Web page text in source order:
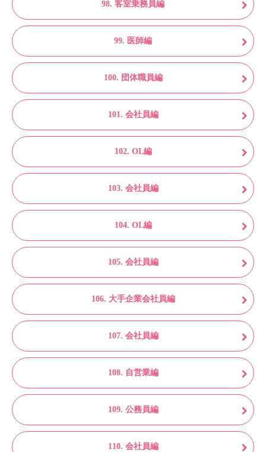
98. 客室乗務員編
99. 医師編
100. 団体職員編
101. 会社員編
102. OL編
103. 会社員編
104. OL編
105. 会社員編
106. 大手企業会社員編
107. 会社員編
108. 自営業編
109. 公務員編
110. 会社員編